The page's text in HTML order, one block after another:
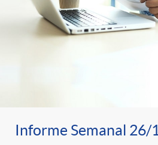
Informe Semanal 26/